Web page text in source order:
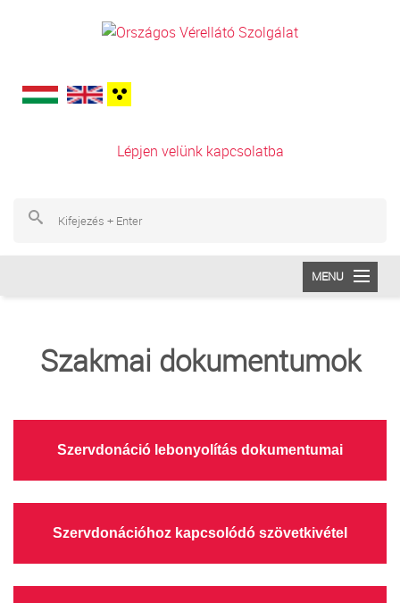
Lépjen velünk kapcsolatba
MENU
VÉRADÁS
TRANSZFUZIOLÓGIA
VÁRÓLISTÁK
Szakmai dokumentumok
Szervdonáció lebonyolítás dokumentumai
Szervdonációhoz kapcsolódó szövetkivétel